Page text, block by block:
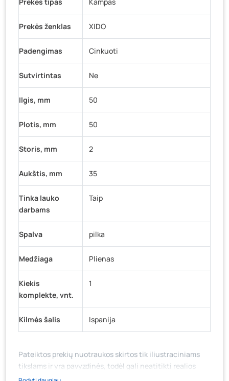
Prekės ženklas XIDO
Padengimas Cinkuoti
Sutvirtintas Ne
Ilgis, mm 50
Plotis, mm 50
Storis, mm 2
Aukštis, mm 35
Tinka lauko
darbams
Taip
Spalva pilka
Medžiaga Plienas
Kiekis
komplekte, vnt.
1
Kilmės šalis Ispanija
Pateiktos prekių nuotraukos skirtos tik iliustraciniams
tikslams ir yra pavyzdinės, todėl gali neatitikti realios
prekių ir jų pakuotės išvaizdos, komplektacijos, spalvos ar